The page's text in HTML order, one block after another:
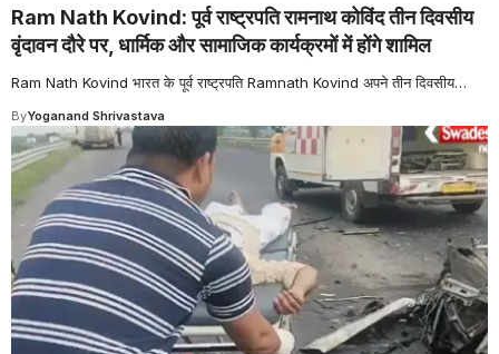
Ram Nath Kovind: पूर्व राष्ट्रपति रामनाथ कोविंद तीन दिवसीय
वृंदावन दौरे पर, धार्मिक और सामाजिक कार्यक्रमों में होंगे शामिल
Ram Nath Kovind भारत के पूर्व राष्ट्रपति Ramnath Kovind अपने तीन दिवसीय…
ByYoganand Shrivastava